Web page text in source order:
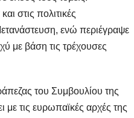
στις πολιτικές
ενώ περιέγραψε
με βάση τις τρέχουσες
του Συμβουλίου της
τις ευρωπαϊκές αρχές της